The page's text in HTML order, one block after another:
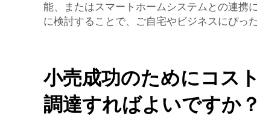
能、またはスマートホームシステムとの連携
に検討することで、ご自宅やビジネスにぴっ
小売成功のためにコス
調達すればよいですか？